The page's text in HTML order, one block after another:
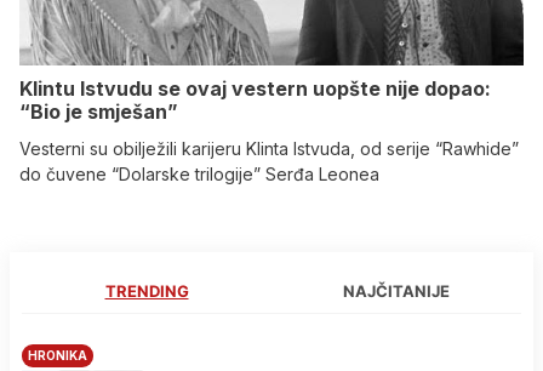
Klintu Istvudu se ovaj vestern uopšte nije dopao:
“Bio je smješan”
Vesterni su obilježili karijeru Klinta Istvuda, od serije “Rawhide”
do čuvene “Dolarske trilogije” Serđa Leonea
TRENDING NAJČITANIJE
HRONIKA